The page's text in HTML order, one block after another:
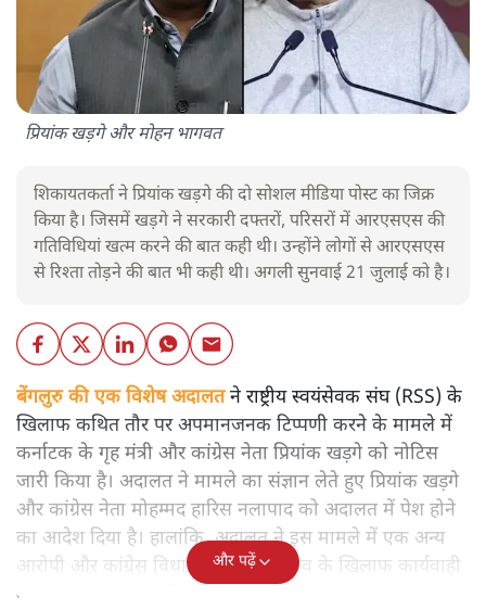
प्रियांक खड़गे और मोहन भागवत
शिकायतकर्ता ने प्रियांक खड़गे की दो सोशल मीडिया पोस्ट का जिक्र
किया है। जिसमें खड़गे ने सरकारी दफ्तरों, परिसरों में आरएसएस की
गतिविधियां खत्म करने की बात कही थी। उन्होंने लोगों से आरएसएस
से रिश्ता तोड़ने की बात भी कही थी। अगली सुनवाई 21 जुलाई को है।
बेंगलुरु की एक विशेष अदालतने राष्ट्रीय स्वयंसेवक संघ (RSS) के
खिलाफ कथित तौर पर अपमानजनक टिप्पणी करने के मामले में
कर्नाटक के गृह मंत्री और कांग्रेस नेता प्रियांक खड़गे को नोटिस
जारी किया है। अदालत ने मामले का संज्ञान लेते हुए प्रियांक खड़गे
और कांग्रेस नेता मोहम्मद हारिस नलापाद को अदालत में पेश होने
का आदेश दिया है। हालांकि, अदालत ने इस मामले में एक अन्य
आरोपी और कांग्रेस विधायक दिनेश गुंडू राव के खिलाफ कार्यवाही
को समाप्त (ड्रॉप) कर दिया है।
और पढ़ें